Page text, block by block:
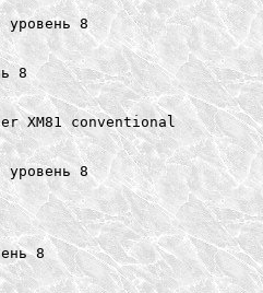
8
8
XM81 conventional
8
8